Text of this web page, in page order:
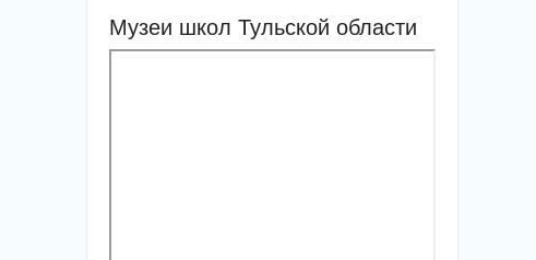
Музеи школ Тульской области